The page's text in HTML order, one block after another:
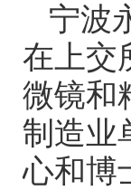
宁波
在上交
微镜和
制造业
心和博